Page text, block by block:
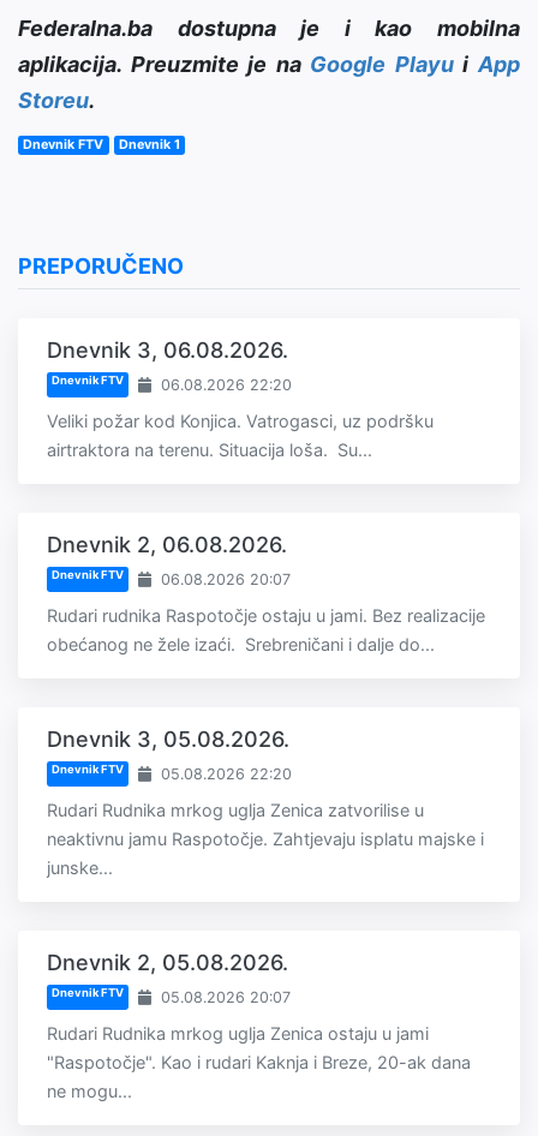
Federalna.ba dostupna je i kao mobilna
aplikacija. Preuzmite je na Google PlayuiApp
Storeu.
Dnevnik FTV Dnevnik 1
PREPORUČENO
Dnevnik 3, 06.08.2026.
Dnevnik FTV 06.08.2026 22:20
Veliki požar kod Konjica. Vatrogasci, uz podršku
airtraktora na terenu. Situacija loša. Su...
Dnevnik 2, 06.08.2026.
Dnevnik FTV 06.08.2026 20:07
Rudari rudnika Raspotočje ostaju u jami. Bez realizacije
obećanog ne žele izaći. Srebreničani i dalje do...
Dnevnik 3, 05.08.2026.
Dnevnik FTV 05.08.2026 22:20
Rudari Rudnika mrkog uglja Zenica zatvorilise u
neaktivnu jamu Raspotočje. Zahtjevaju isplatu majske i
junske...
Dnevnik 2, 05.08.2026.
Dnevnik FTV 05.08.2026 20:07
Rudari Rudnika mrkog uglja Zenica ostaju u jami
"Raspotočje". Kao i rudari Kaknja i Breze, 20-ak dana
ne mogu...